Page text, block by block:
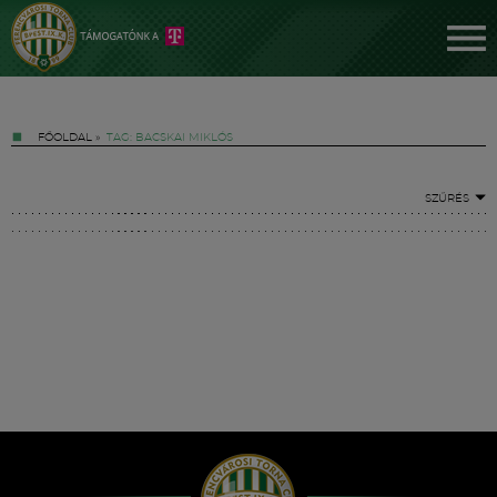
FŐOLDAL » TAG: BACSKAI MIKLÓS
SZŰRÉS
Hírek